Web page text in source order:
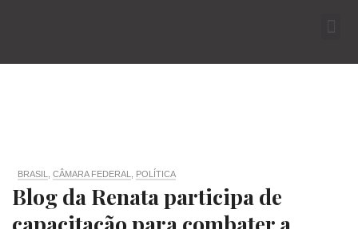
BRASIL CÂMARA FEDERAL POLÍTICA
Blog da Renata participa de